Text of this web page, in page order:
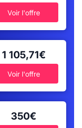
Voir l'offre
1 105,71€
Voir l'offre
350€